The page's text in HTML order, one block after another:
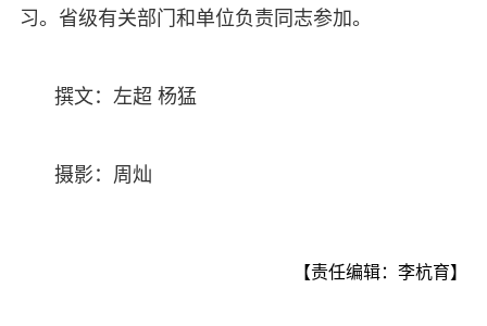
习。省级有关部门和单位负责同志参加。
撰文：左超 杨猛
摄影：周灿
【责任编辑：李杭育】